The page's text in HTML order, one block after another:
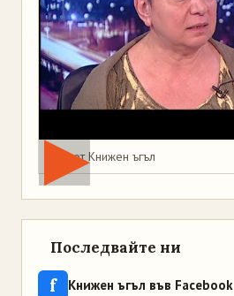
Мая от Книжен ъгъл
Последвайте ни
f Книжен ъгъл във Facebook